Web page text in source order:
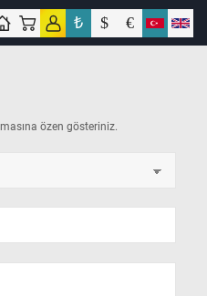
₺ $ €
özen gösteriniz.